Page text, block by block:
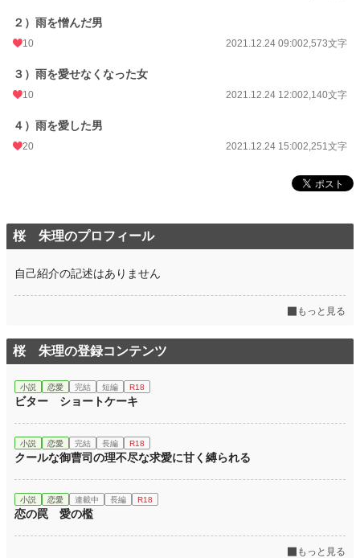
24h.ポイント 0 pt
文字数
更新日時 2021.12.24 15:00
初回公開日時
初回完結日時 2021.12.24 06:00
累計ポイント 26,573 pt (61,890 位)
２）雨を憎んだ男
10 2021.12.24 09:002,573文字
３）雨を愛せなくなった女
10 2021.12.24 12:002,140文字
４）雨を愛した男
20 2021.12.24 15:002,251文字
桜 朱理のプロフィール
自己紹介の記述はありません
もっと見る
桜 朱理の登録コンテンツ
小説 恋愛 完結 短編 R18
ビター ショートケーキ
小説 恋愛 完結 長編 R18
クールな御曹司の理不尽な求愛に甘く縛られる
小説 恋愛 連載中 長編 R18
恋の罠 愛の檻
もっと見る